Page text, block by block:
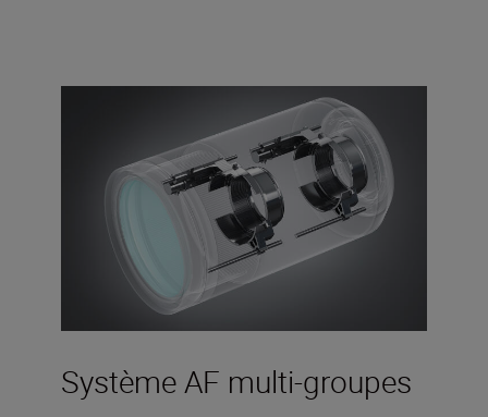
Système AF multi-groupes